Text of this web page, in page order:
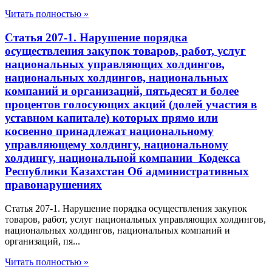
Читать полностью »
Статья 207-1. Нарушение порядка
осуществления закупок товаров, работ, услуг
национальных управляющих холдингов,
национальных холдингов, национальных
компаний и организаций, пятьдесят и более
процентов голосующих акций (долей участия в
уставном капитале) которых прямо или
косвенно принадлежат национальному
управляющему холдингу, национальному
холдингу, национальной компании Кодекса
Республики Казахстан Об административных
правонарушениях
Статья 207-1. Нарушение порядка осуществления закупок
товаров, работ, услуг национальных управляющих холдингов,
национальных холдингов, национальных компаний и
организаций, пя...
Читать полностью »